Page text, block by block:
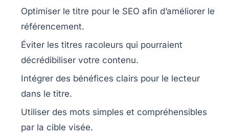
Optimiser le titre pour le SEO afin d’améliorer le
référencement.
Éviter les titres racoleurs qui pourraient
décrédibiliser votre contenu.
Intégrer des bénéfices clairs pour le lecteur
dans le titre.
Utiliser des mots simples et compréhensibles
par la cible visée.